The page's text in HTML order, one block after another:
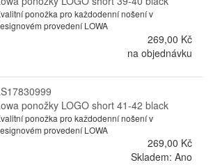
ponožka pro každodenní nošení v
provedení LOWA
269,00 Kč
na objednávku
ponožky LOGO short 41-42 black
ponožka pro každodenní nošení v
provedení LOWA
269,00 Kč
Skladem: Ano